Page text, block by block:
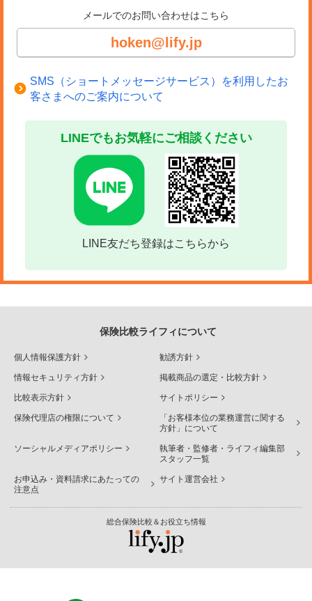
メールでのお問い合わせはこちら
hoken@lify.jp
SMS（ショートメッセージサービス）を利用したお
客さまへのご案内について
LINEでもお気軽にご相談ください
LINE友だち登録はこちらから
保険比較ライフィについて
個人情報保護方針 勧誘方針
情報セキュリティ方針 掲載商品の選定・比較方針
比較表示方針 サイトポリシー
保険代理店の権限について
「お客様本位の業務運営に関する
方針」について
ソーシャルメディアポリシー
執筆者・監修者・ライフィ編集部
スタッフ一覧
お申込み・資料請求にあたっての
注意点
サイト運営会社
総合保険比較＆お役立ち情報